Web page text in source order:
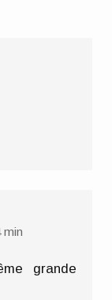
min
grande